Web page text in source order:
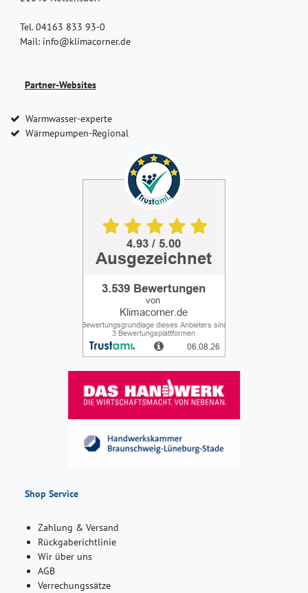
Tel. 04163 833 93-0
Mail: info@klimacorner.de
Partner-Websites
Warmwasser-experte
Wärmepumpen-Regional
Shop Service
Zahlung & Versand
Rückgaberichtlinie
Wir über uns
AGB
Verrechungssätze